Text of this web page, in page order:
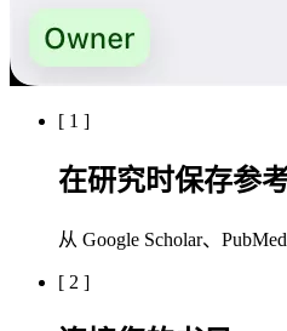
[ 1 ]
在研究时保存参
从 Google Scholar、
[ 2 ]